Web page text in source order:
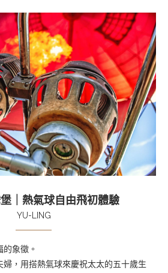
｜熱氣球自由飛初體驗
YU-LING
象徵。
，用搭熱氣球來慶祝太太的五十歲生